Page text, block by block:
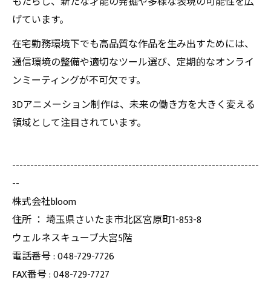
げています。
在宅勤務環境下でも高品質な作品を生み出すためには、
通信環境の整備や適切なツール選び、定期的なオンライ
ンミーティングが不可欠です。
3Dアニメーション制作は、未来の働き方を大きく変える
領域として注目されています。
--------------------------------------------------------------------
--
株式会社bloom
住所 ： 埼玉県さいたま市北区宮原町1-853-8
ウェルネスキューブ大宮5階
電話番号 : 048-729-7726
FAX番号 : 048-729-7727